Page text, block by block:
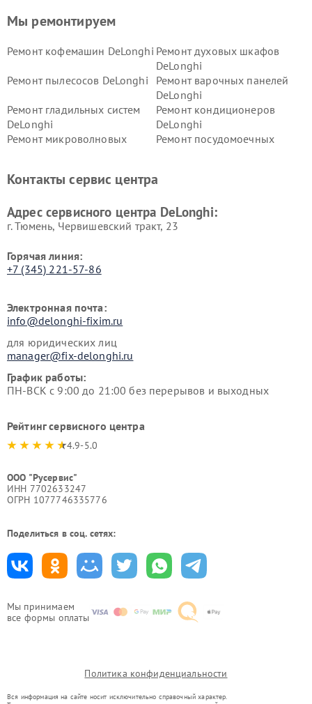
Мы принимаем
все формы оплаты
Мы ремонтируем
Ремонт кофемашин DeLonghi Ремонт духовых шкафов
DeLonghi
Ремонт пылесосов DeLonghi
Ремонт варочных панелей
DeLonghi
Ремонт гладильных систем
DeLonghi
Ремонт кондиционеров
DeLonghi
Ремонт микроволновых
Ремонт посудомоечных
DeLonghi
DeLonghi
Контакты сервис центра
Адрес сервисного центра DeLonghi:
г. Тюмень, ​Червишевский тракт, 23
Горячая линия:
+7 (345) 221-57-86
Электронная почта:
info@delonghi-fixim.ru
для юридических лиц
manager@fix-delonghi.ru
График работы:
ПН-ВСК с 9:00 до 21:00 без перерывов и выходных
Рейтинг сервисного центра
4.9-5.0
ООО "Русервис"
ИНН 7702633247
ОГРН 1077746335776
Поделиться в соц. сетях:
Политика конфиденциальности
Вся информация на сайте носит исключительно справочный характер.